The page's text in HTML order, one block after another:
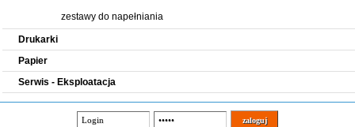
zestawy do napełniania
Drukarki
Papier
Serwis - Eksploatacja